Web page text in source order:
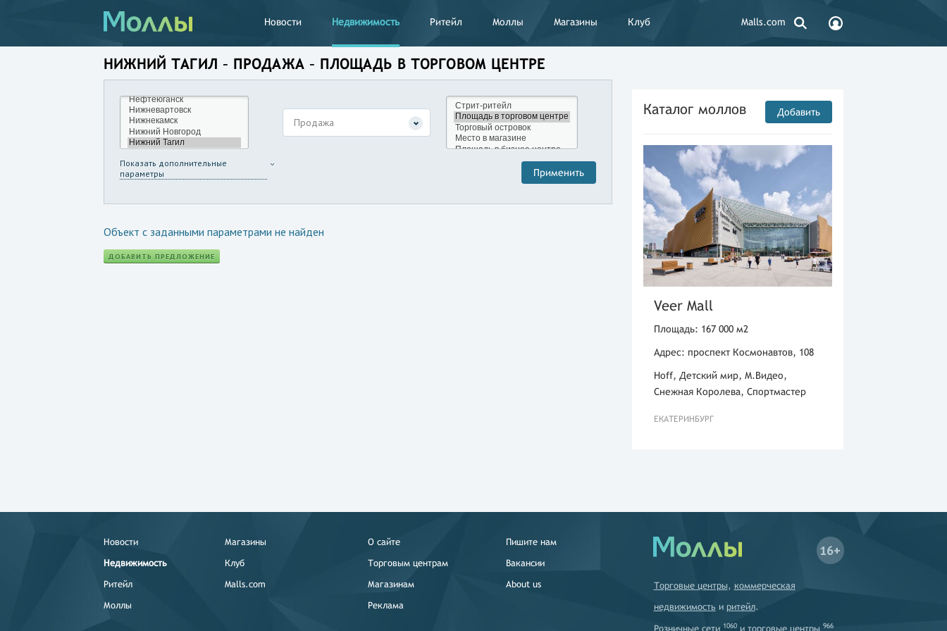
Новости Недвижимость Ритейл Моллы Магазины Клуб Malls.com
НИЖНИЙ ТАГИЛ – ПРОДАЖА – ПЛОЩАДЬ В ТОРГОВОМ ЦЕНТРЕ
Продажа
Показать дополнительные
параметры
Объект с заданными параметрами не найден
ДОБАВИТЬ ПРЕДЛОЖЕНИЕ
Каталог моллов Добавить
Veer Mall
Площадь: 167 000 м2
Адрес: проспект Космонавтов, 108
Hoff, Детский мир, М.Видео,
Снежная Королева, Спортмастер
ЕКАТЕРИНБУРГ
Новости
Недвижимость
Ритейл
Моллы
Магазины
Клуб
Malls.com
О сайте
Торговым центрам
Магазинам
Реклама
Пишите нам
Вакансии
About us
16+
Торговые центры, коммерческая
недвижимость и ритейл.
1060 966